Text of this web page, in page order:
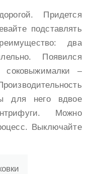
Придется
подставлять
два
Появился
–
для него вдвое
Можно
Выключайте